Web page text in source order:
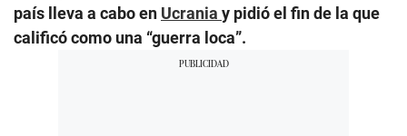
país lleva a cabo en Ucrania y pidió el fin de la que
calificó como una “guerra loca”.